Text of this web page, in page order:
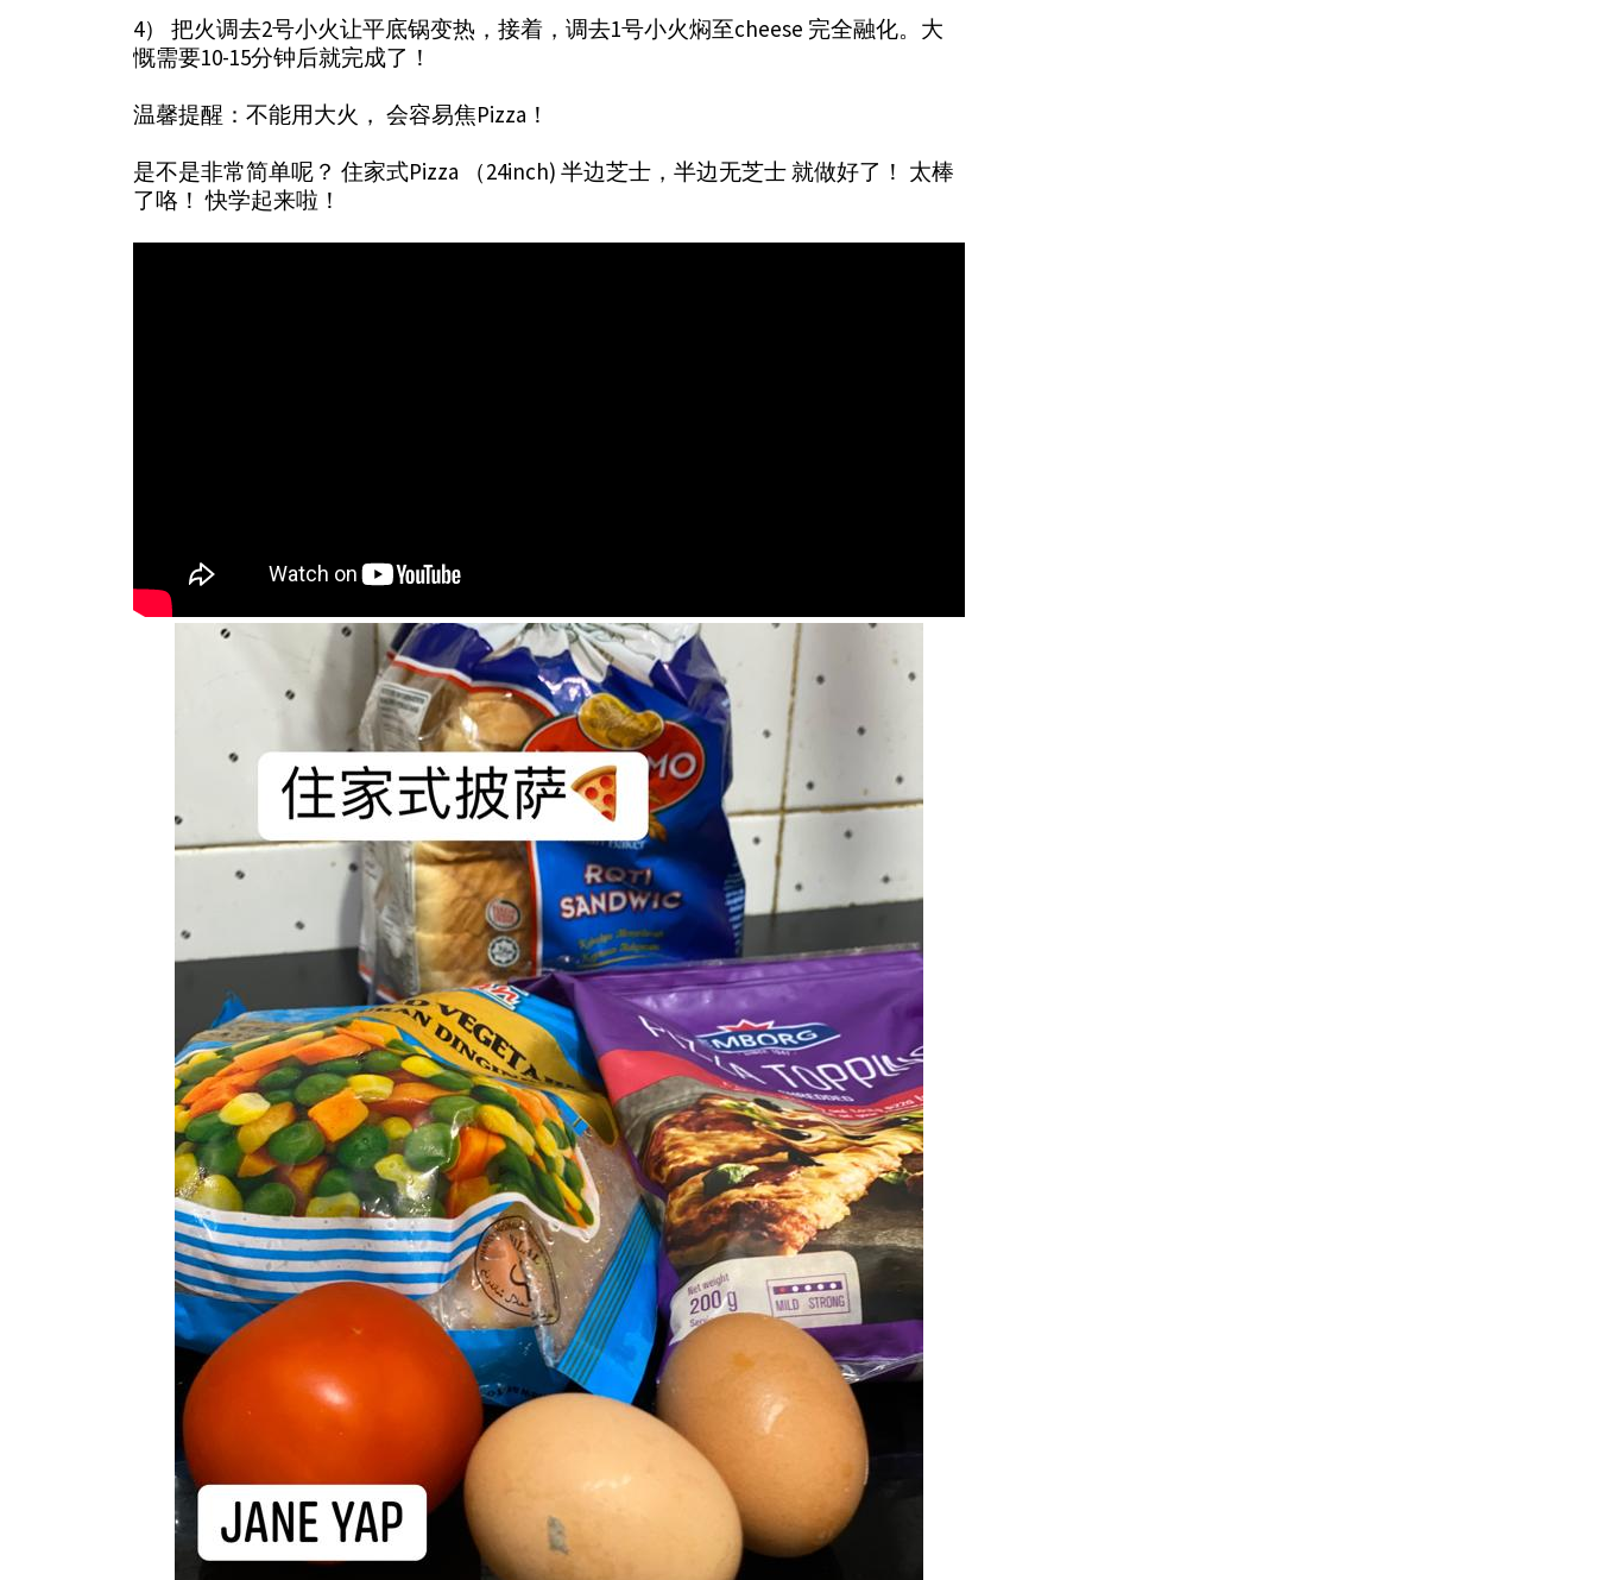
4） 把火调去2号小火让平底锅变热，接着，调去1号小火焖至cheese 完全融化。大
慨需要10-15分钟后就完成了！
温馨提醒：不能用大火， 会容易焦Pizza！
是不是非常简单呢？ 住家式Pizza （24inch) 半边芝士，半边无芝士 就做好了！ 太棒
了咯！ 快学起来啦！